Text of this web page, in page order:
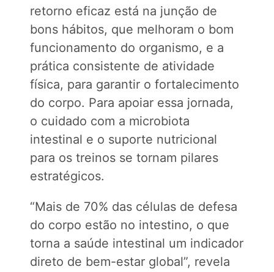
retorno eficaz está na junção de
bons hábitos, que melhoram o bom
funcionamento do organismo, e a
prática consistente de atividade
física, para garantir o fortalecimento
do corpo. Para apoiar essa jornada,
o cuidado com a microbiota
intestinal e o suporte nutricional
para os treinos se tornam pilares
estratégicos.
“Mais de 70% das células de defesa
do corpo estão no intestino, o que
torna a saúde intestinal um indicador
direto de bem-estar global”, revela